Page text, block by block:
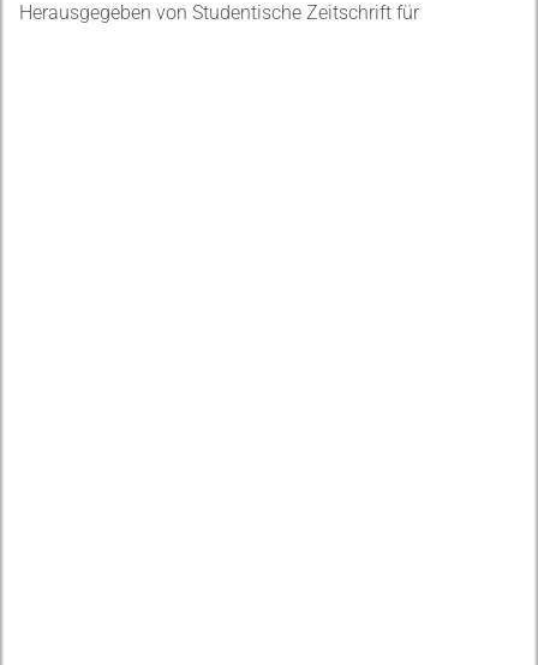
Herausgegeben von Studentische Zeitschrift für